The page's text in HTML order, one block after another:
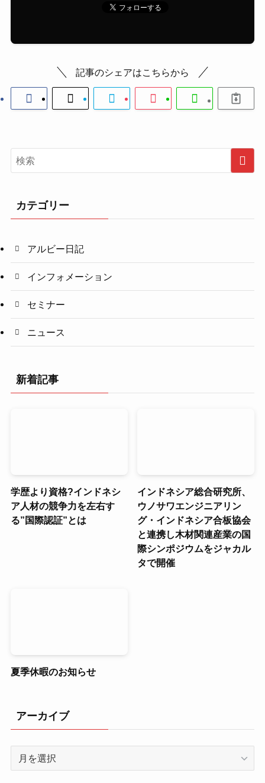
記事のシェアはこちらから
カテゴリー
アルビー日記
インフォメーション
セミナー
ニュース
新着記事
学歴より資格?インドネシ
ア人材の競争力を左右す
る”国際認証”とは
インドネシア総合研究所、
ウノサワエンジニアリン
グ・インドネシア合板協会
と連携し木材関連産業の国
際シンポジウムをジャカル
タで開催
夏季休暇のお知らせ
アーカイブ